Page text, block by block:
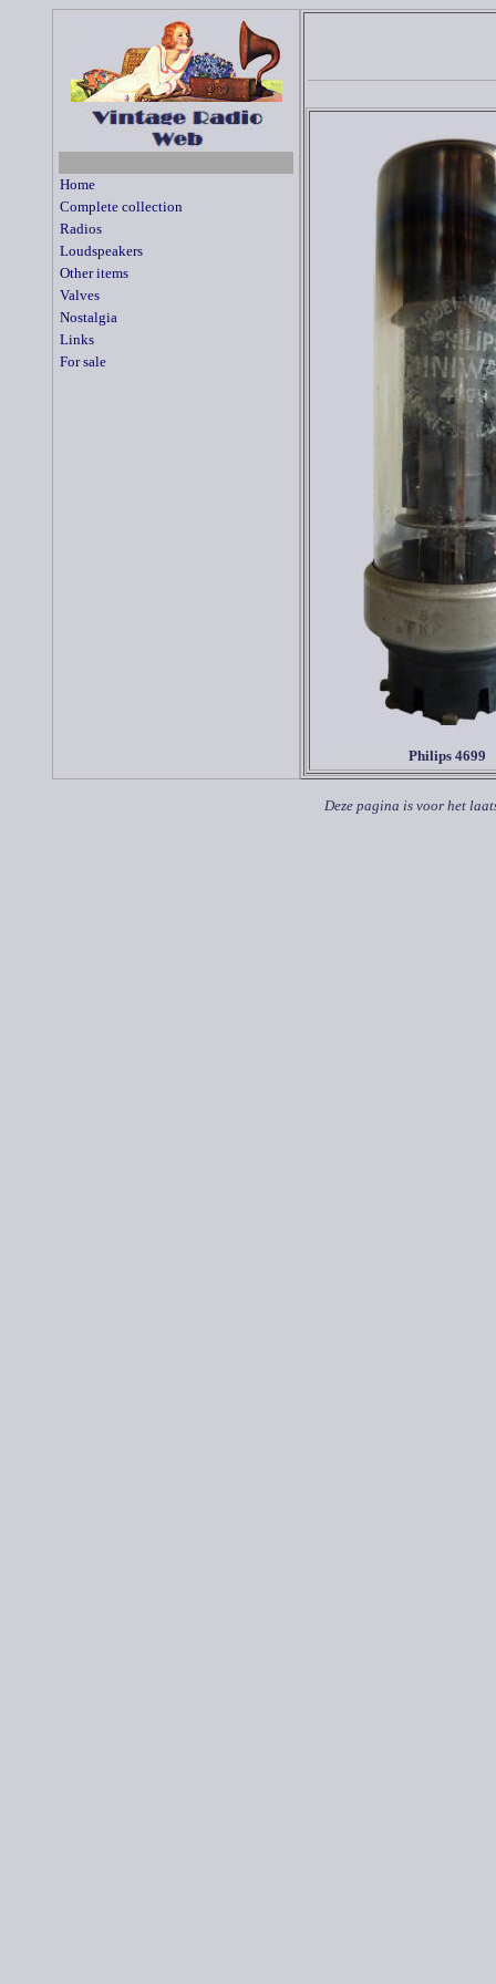
Home
Complete collection
Radios
Loudspeakers
Other items
Valves
Nostalgia
Links
For sale
Philips 4699
Deze pagina is voor het